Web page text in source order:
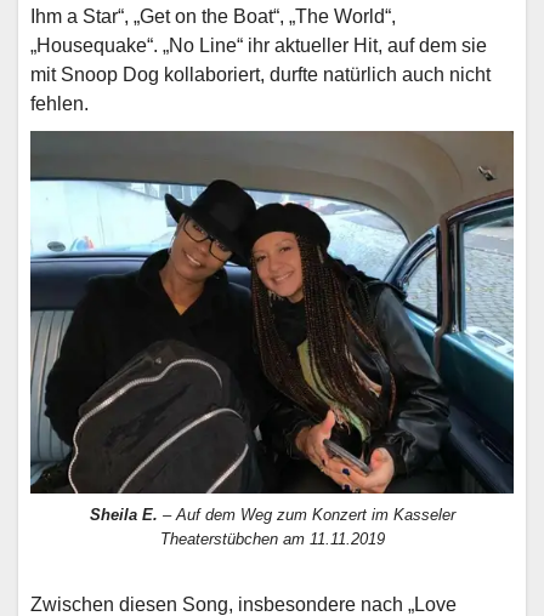
Ihm a Star“, „Get on the Boat“, „The World“,
„Housequake“. „No Line“ ihr aktueller Hit, auf dem sie
mit Snoop Dog kollaboriert, durfte natürlich auch nicht
fehlen.
Sheila E. – Auf dem Weg zum Konzert im Kasseler
Theaterstübchen am 11.11.2019
Zwischen diesen Song, insbesondere nach „Love